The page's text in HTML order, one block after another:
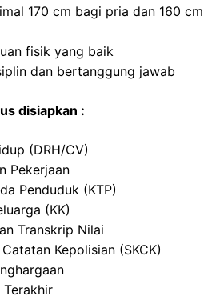
170 cm bagi pria dan 160 cm
fisik yang baik
dan bertanggung jawab
disiapkan :
(DRH/CV)
Pekerjaan
Penduduk (KTP)
(KK)
Transkrip Nilai
Kepolisian (SKCK)
Terakhir